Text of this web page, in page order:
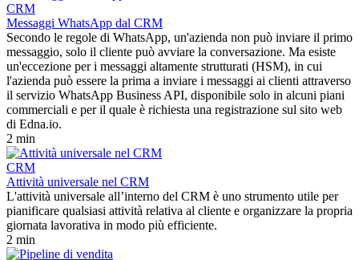
CRM
Messaggi WhatsApp dal CRM
Secondo le regole di WhatsApp, un'azienda non può inviare il primo
messaggio, solo il cliente può avviare la conversazione. Ma esiste
un'eccezione per i messaggi altamente strutturati (HSM), in cui
l'azienda può essere la prima a inviare i messaggi ai clienti attraverso
il servizio WhatsApp Business API, disponibile solo in alcuni piani
commerciali e per il quale è richiesta una registrazione sul sito web
di Edna.io.
2 min
CRM
Attività universale nel CRM
L'attività universale all’interno del CRM è uno strumento utile per
pianificare qualsiasi attività relativa al cliente e organizzare la propria
giornata lavorativa in modo più efficiente.
2 min